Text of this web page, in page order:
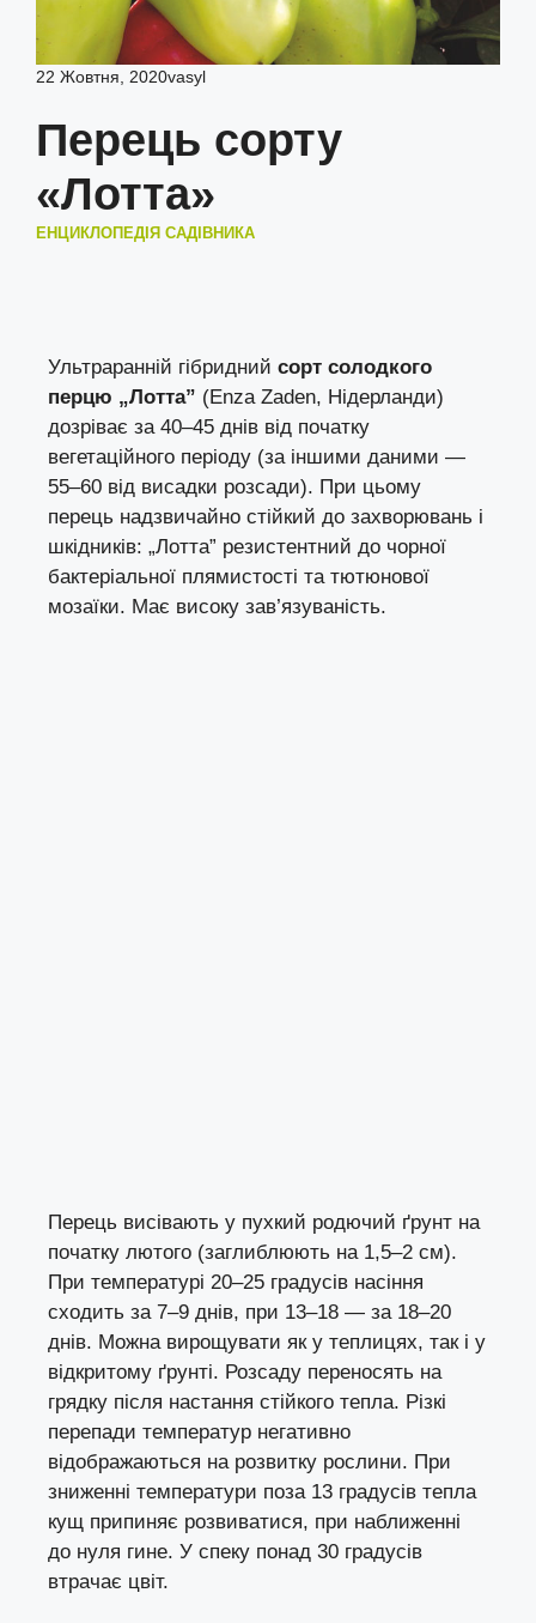
22 Жовтня, 2020vasyl
Перець сорту
«Лотта»
ЕНЦИКЛОПЕДІЯ САДІВНИКА
Ультраранній гібридний сорт солодкого
перцю „Лотта” (Enza Zaden, Нідерланди)
дозріває за 40–45 днів від початку
вегетаційного періоду (за іншими даними —
55–60 від висадки розсади). При цьому
перець надзвичайно стійкий до захворювань і
шкідників: „Лотта” резистентний до чорної
бактеріальної плямистості та тютюнової
мозаїки. Має високу зав’язуваність.
Перець висівають у пухкий родючий ґрунт на
початку лютого (заглиблюють на 1,5–2 см).
При температурі 20–25 градусів насіння
сходить за 7–9 днів, при 13–18 — за 18–20
днів. Можна вирощувати як у теплицях, так і у
відкритому ґрунті. Розсаду переносять на
грядку після настання стійкого тепла. Різкі
перепади температур негативно
відображаються на розвитку рослини. При
зниженні температури поза 13 градусів тепла
кущ припиняє розвиватися, при наближенні
до нуля гине. У спеку понад 30 градусів
втрачає цвіт.